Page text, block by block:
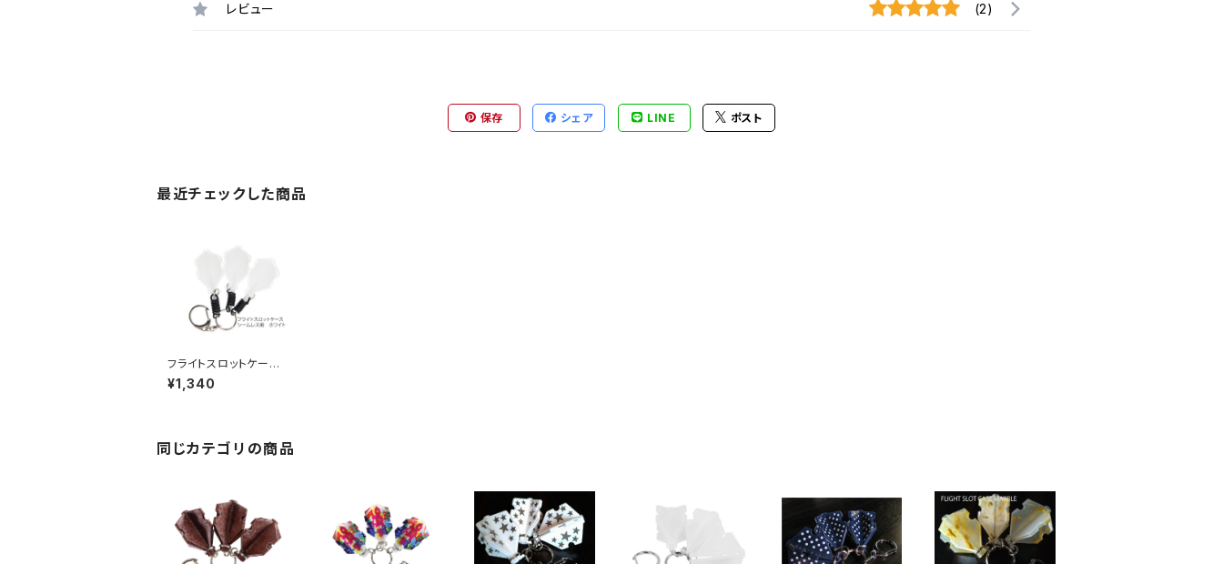
レビュー (2)
保存 シェア LINE ポスト
最近チェックした商品
フライトスロットケー
ス シームレス（シャフ
ト一体型フライト シー
¥1,340
同じカテゴリの商品